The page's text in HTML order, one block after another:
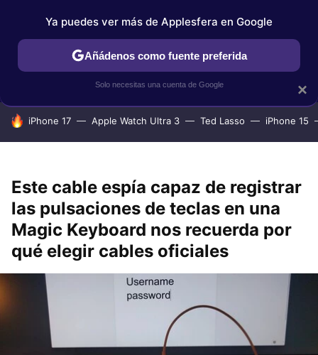
IPHONE TUTORIALES APPLESFERA SELECCIÓN
HOY SE HABLA DE
iPhone 17 Apple Watch Ultra 3 Ted Lasso iPhone 15
Este cable espía capaz de registrar
las pulsaciones de teclas en una
Magic Keyboard nos recuerda por
qué elegir cables oficiales
×
Ya puedes ver más de Applesfera en Google
Añádenos como fuente preferida
Solo necesitas una cuenta de Google